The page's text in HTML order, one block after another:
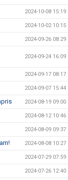
2024-10-08 15:19
2024-10-02 10:15
2024-09-26 08:29
2024-09-24 16:09
2024-09-17 08:17
2024-09-07 15:44
2024-08-19 09:00
2024-08-12 10:46
2024-08-09 09:37
2024-08-08 10:27
2024-07-29 07:59
2024-07-26 12:40